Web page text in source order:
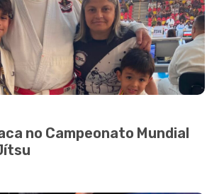
no Campeonato Mundial